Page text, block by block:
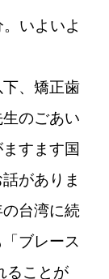
いよいよ
、矯正歯
のごあい
すます国
がありま
台湾に続
ブレース
ることが